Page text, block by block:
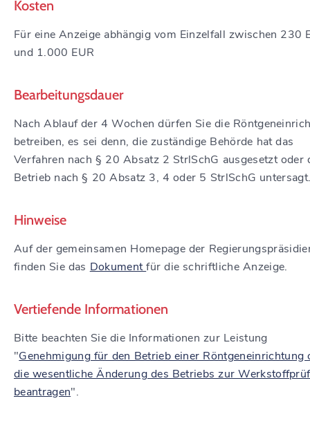
Kosten
Für eine Anzeige abhängig vom Einzelfall zwischen 230
und 1.000 EUR
Bearbeitungsdauer
Nach Ablauf der 4 Wochen dürfen Sie die
betreiben, es sei denn, die zuständige Behörde hat das
Verfahren nach § 20 Absatz 2 StrlSchG ausgesetzt oder
Betrieb nach § 20 Absatz 3, 4 oder 5 StrlSchG
Hinweise
Auf der gemeinsamen Homepage der
finden Sie das Dokumentfür die schriftliche Anzeige.
Vertiefende Informationen
Bitte beachten Sie die Informationen zur Leistung
"Genehmigung für den Betrieb einer Röntgeneinrichtung
die wesentliche Änderung des Betriebs zur
beantragen".